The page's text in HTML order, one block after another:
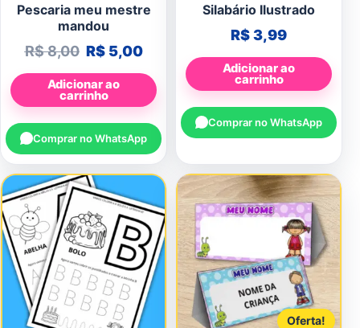
Pescaria meu mestre
mandou
R$8,00 O preço original era: R$ 8,00.
R$5,00O preço atual é: R$ 5,00.
Adicionar ao
carrinho
Comprar no WhatsApp
Silabário Ilustrado
R$3,99
Adicionar ao
carrinho
Comprar no WhatsApp
Oferta!